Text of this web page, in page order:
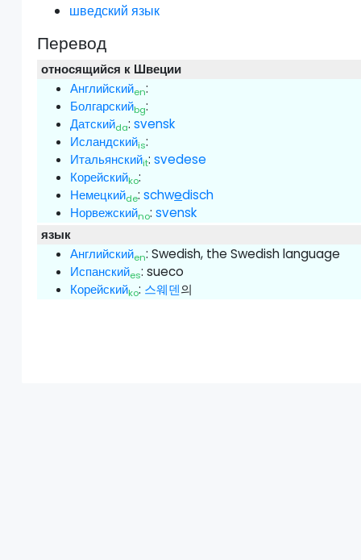
шведский язык
Перевод
относящийся к Швеции
Английскийen:
Болгарскийbg:
Датскийda:svensk
Исландскийis:
Итальянскийit:svedese
Корейскийko:
Немецкийde:schwedisch
Норвежскийno:svensk
язык
Английскийen:Swedish, the Swedish language
Испанскийes:sueco
Корейскийko: 스웨덴의